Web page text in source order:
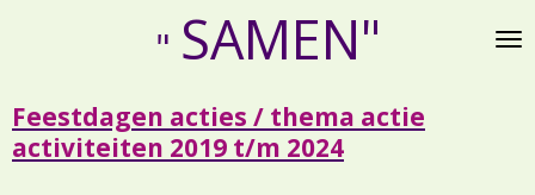
de
hoofdinhoud
" SAMEN"
Feestdagen acties / thema actie
activiteiten 2019 t/m 2024